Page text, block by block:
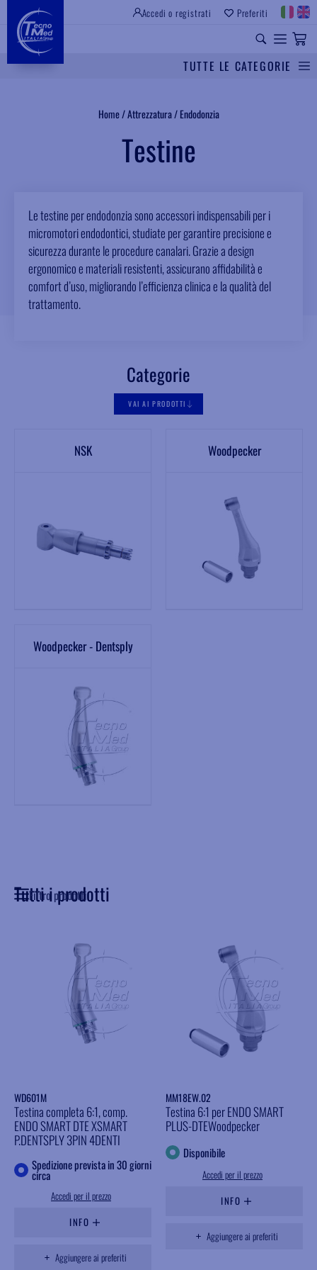
Accedi o registrati Preferiti
TUTTE LE CATEGORIE
Home/Attrezzatura/ Endodonzia
Testine
Le testine per endodonzia sono accessori indispensabili per i
micromotori endodontici, studiate per garantire precisione e
sicurezza durante le procedure canalari. Grazie a design
ergonomico e materiali resistenti, assicurano affidabilità e
comfort d’uso, migliorando l’efficienza clinica e la qualità del
trattamento.
Categorie
VAI AI PRODOTTI
NSK Woodpecker
Woodpecker - Dentsply
Filtro prodotti
Tutti i prodotti
WD601M
Testina completa 6:1, comp.
ENDO SMART DTE XSMART
P.DENTSPLY 3PIN 4DENTI
Spedizione prevista in 30 giorni
circa
Accedi per il prezzo
INFO
Aggiungere ai preferiti
MM18EW.02
Testina 6:1 per ENDO SMART
PLUS-DTEWoodpecker
Disponibile
Accedi per il prezzo
INFO
Aggiungere ai preferiti